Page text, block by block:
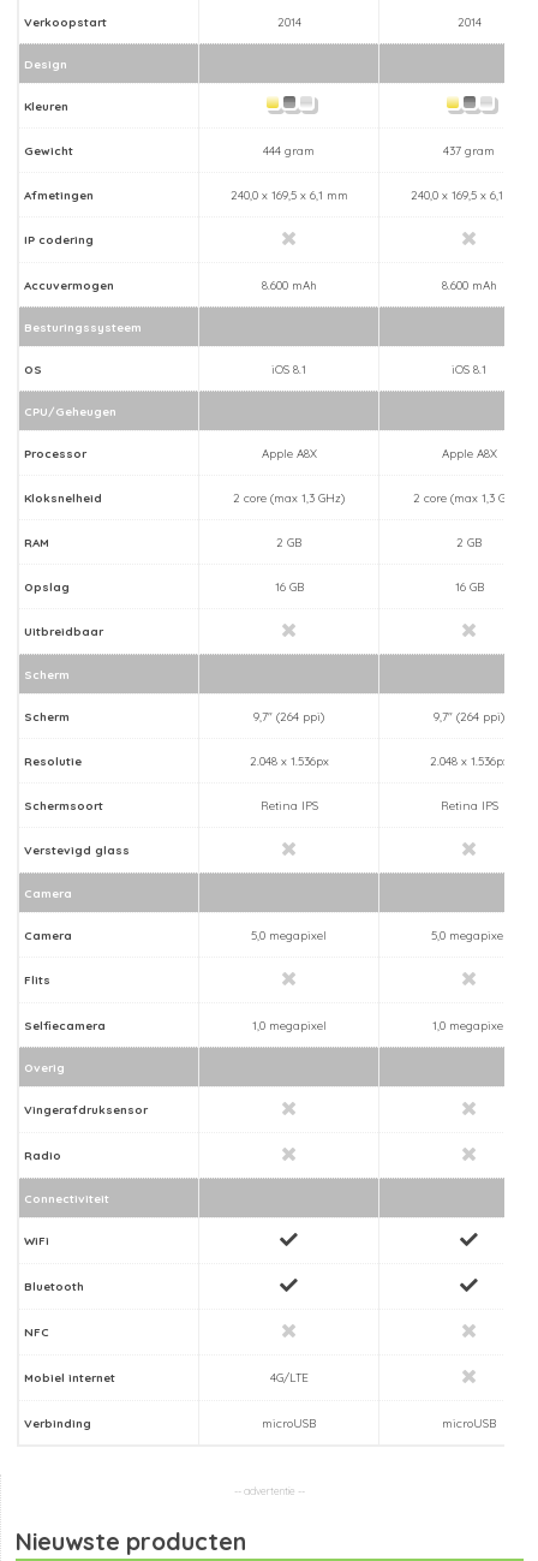
Verkoopstart 2014 2014
Design
Kleuren
Gewicht 444 gram 437 gram
Afmetingen 240,0 x 169,5 x 6,1 mm 240,0 x 169,5 x 6,1 mm
IP codering
Accuvermogen 8.600 mAh 8.600 mAh
Besturingssysteem
OS iOS 8.1 iOS 8.1
CPU/Geheugen
Processor Apple A8X Apple A8X
Kloksnelheid 2 core (max 1,3 GHz) 2 core (max 1,3 GHz)
RAM 2 GB 2 GB
Opslag 16 GB 16 GB
Uitbreidbaar
Scherm
Scherm 9,7" (264 ppi) 9,7" (264 ppi)
Resolutie 2.048 x 1.536px 2.048 x 1.536px
Schermsoort Retina IPS Retina IPS
Verstevigd glass
Camera
Camera 5,0 megapixel 5,0 megapixel
Flits
Selfiecamera 1,0 megapixel 1,0 megapixel
Overig
Vingerafdruksensor
Radio
Connectiviteit
WiFi
Bluetooth
NFC
Mobiel internet 4G/LTE
Verbinding microUSB microUSB
Nieuwste producten